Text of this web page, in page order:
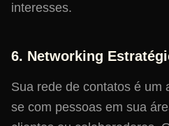
interesses.
6. Networking
Sua rede de contatos é um
se com pessoas em sua